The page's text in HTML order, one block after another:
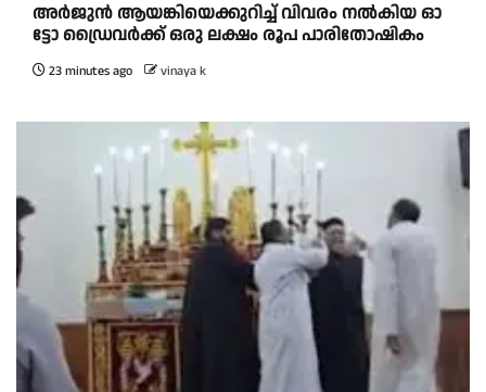
അ​ർ​ജു​ൻ ആ​യ​ങ്കി​യെ​ക്കു​റി​ച്ച് വി​വ​രം ന​ൽ​കി​യ ഓ​
ട്ടോ ഡ്രൈ​വ​ർ​ക്ക് ഒ​രു ല​ക്ഷം രൂ​പ പാ​രി​തോ​ഷി​കം
23 minutes ago vinaya k